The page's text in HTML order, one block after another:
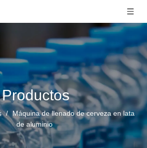
Productos
/ Máquina de llenado de cerveza en lata
de aluminio